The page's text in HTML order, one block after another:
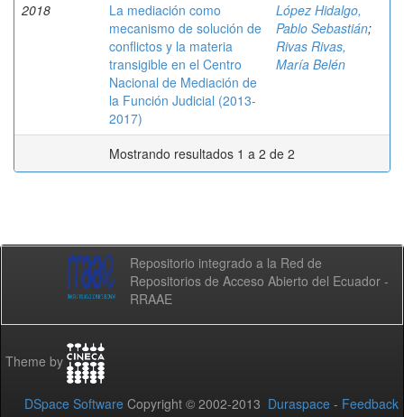
2018
La mediación como
mecanismo de solución de
conflictos y la materia
transigible en el Centro
Nacional de Mediación de
la Función Judicial (2013-
2017)
López Hidalgo,
Pablo Sebastián;
Rivas Rivas,
María Belén
Mostrando resultados 1 a 2 de 2
Repositorio integrado a la Red de
Repositorios de Acceso Abierto del Ecuador -
RRAAE
Theme by
DSpace Software Copyright © 2002-2013 Duraspace - Feedback